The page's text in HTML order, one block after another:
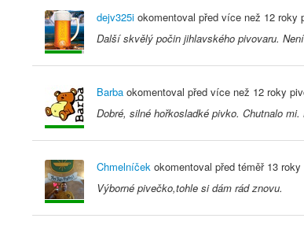
dejv325i okomentoval před více než 12 roky
Další skvělý počin jihlavského pivovaru.
Barba okomentoval před více než 12 roky
Dobré, silné hořkosladké pivko. Chutnalo
Chmelníček okomentoval před téměř 13 roky
Výborné pivečko,tohle si dám rád znovu.